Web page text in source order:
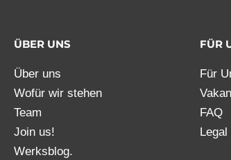
ÜBER UNS
Über uns
Wofür wir stehen
Team
Join us!
Werksblog.
FÜR
Für
FAQ